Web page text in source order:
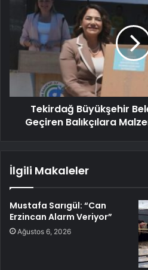
Tekirdağ Büyükşehir
Geçiren Balıkçılara
İlgili Makaleler
Mustafa Sarıgül: “Can
Erzincan Alarm Veriyor”
Ağustos 6, 2026